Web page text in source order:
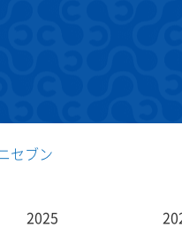
セブン
2025